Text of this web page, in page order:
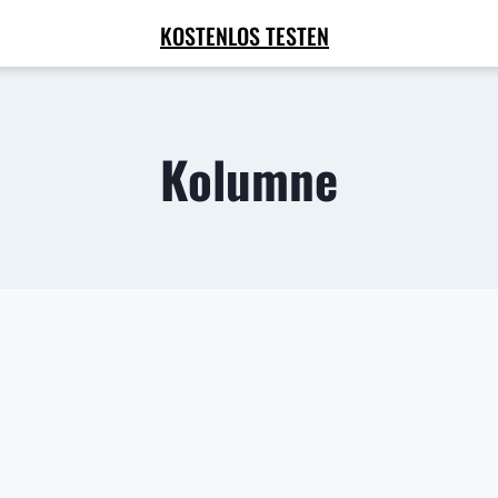
KOSTENLOS TESTEN
Kolumne